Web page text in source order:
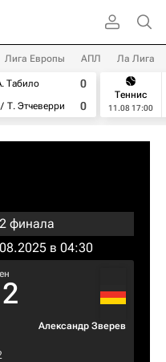
Лига Европы АПЛ Ла Лига
Табило
Т. Этчеверри
0
0
Теннис
11.08 17:00
финала
в 04:30
2
Александр Зверев